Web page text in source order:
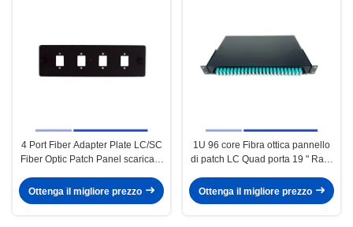
4 Port Fiber Adapter Plate LC/SC
Fiber Optic Patch Panel scaricato
Ottenga il migliore prezzo
1U 96 core Fibra ottica pannello
di patch LC Quad porta 19 " Rack
Adapter
Ottenga il migliore prezzo